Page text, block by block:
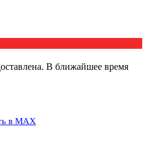
В ближайшее время
в МАХ